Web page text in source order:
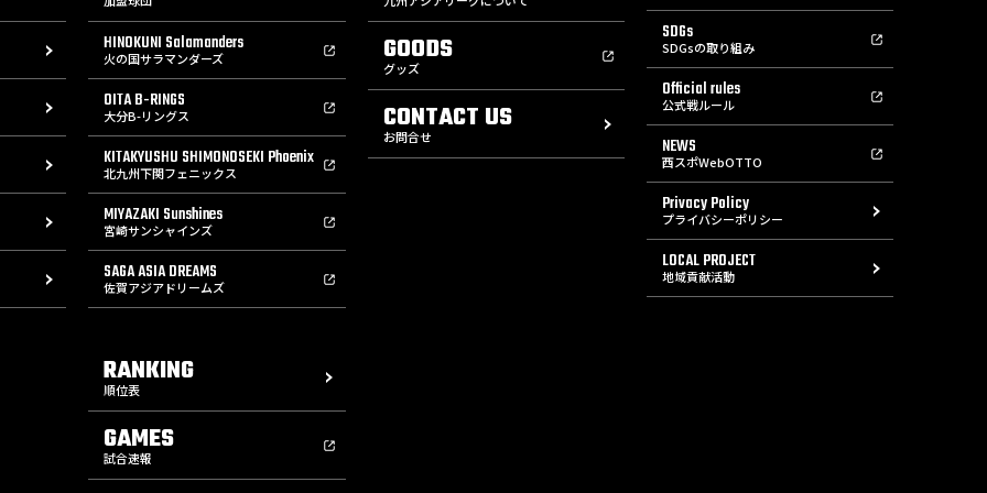
HINOKUNI Salamanders
火の国サラマンダーズ
OITA B-RINGS
大分B-リングス
KITAKYUSHU SHIMONOSEKI Phoenix
北九州下関フェニックス
MIYAZAKI Sunshines
宮崎サンシャインズ
SAGA ASIA DREAMS
佐賀アジアドリームズ
RANKING
順位表
GAMES
試合速報
GOODS
グッズ
CONTACT US
お問合せ
SDGs
SDGsの取り組み
Official rules
公式戦ルール
NEWS
西スポWebOTTO
Privacy Policy
プライバシーポリシー
LOCAL PROJECT
地域貢献活動